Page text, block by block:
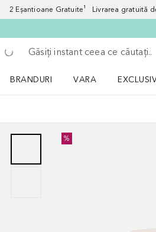
2 Eșantioane Gratuite¹ Livrarea gratuită
Înapoi
Executați căutarea
BRANDURI
VARA
%